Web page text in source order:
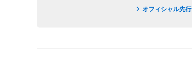
オフィシャル先行